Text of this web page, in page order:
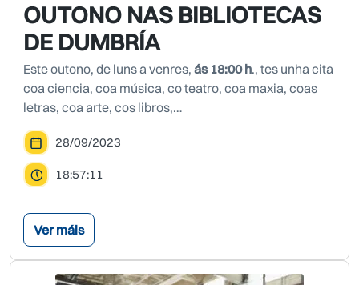
OUTONO NAS BIBLIOTECAS
DE DUMBRÍA
Este outono, de luns a venres, ás 18:00 h., tes unha cita
coa ciencia, coa música, co teatro, coa maxia, coas
letras, coa arte, cos libros,…
28/09/2023
18:57:11
Ver máis